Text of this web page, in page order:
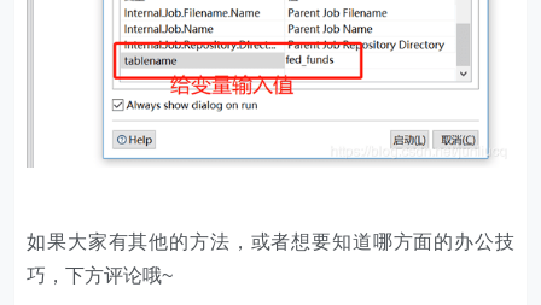
如果大家有其他的方法，或者想要知道哪方面的办公技
巧，下方评论哦~